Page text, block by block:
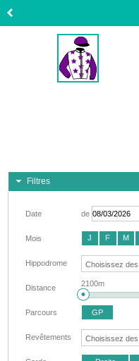
Filtres
Date de
Mois J F M
Hippodrome
Distance 2100m
Parcours GP
Revêtements